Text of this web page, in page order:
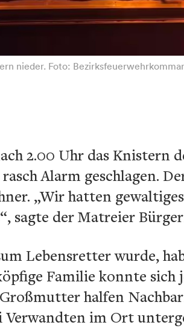
nieder. Foto:
2.00 Uhr das Knistern
Alarm geschlagen.
„Wir hatten
sagte der Matreier
Lebensretter wurde,
Familie konnte
halfen
Verwandten im Ort